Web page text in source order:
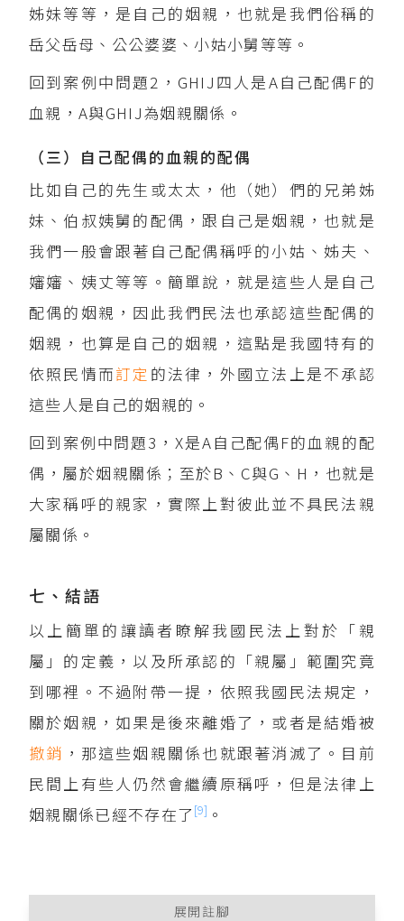
姊妹等等，是自己的姻親，也就是我們俗稱的
岳父岳母、公公婆婆、小姑小舅等等。
回到案例中問題2，GHIJ四人是A自己配偶F的
血親，A與GHIJ為姻親關係。
（三）自己配偶的血親的配偶
比如自己的先生或太太，他（她）們的兄弟姊
妹、伯叔姨舅的配偶，跟自己是姻親，也就是
我們一般會跟著自己配偶稱呼的小姑、姊夫、
嬸嬸、姨丈等等。簡單說，就是這些人是自己
配偶的姻親，因此我們民法也承認這些配偶的
姻親，也算是自己的姻親，這點是我國特有的
依照民情而訂定 的法律，外國立法上是不承認
這些人是自己的姻親的。
回到案例中問題3，X是A自己配偶F的血親的配
偶，屬於姻親關係；至於B、C與G、H，也就是
大家稱呼的親家，實際上對彼此並不具民法親
屬關係。
七、結語
以上簡單的讓讀者瞭解我國民法上對於「親
屬」的定義，以及所承認的「親屬」範圍究竟
到哪裡。不過附帶一提，依照我國民法規定，
關於姻親，如果是後來離婚了，或者是結婚被
撤銷 ，那這些姻親關係也就跟著消滅了。目前
民間上有些人仍然會繼續原稱呼，但是法律上
姻親關係已經不存在了 [9] 。
展開註腳